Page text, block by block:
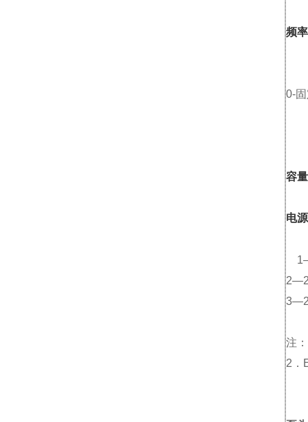
频
0-
容
电
注
2．